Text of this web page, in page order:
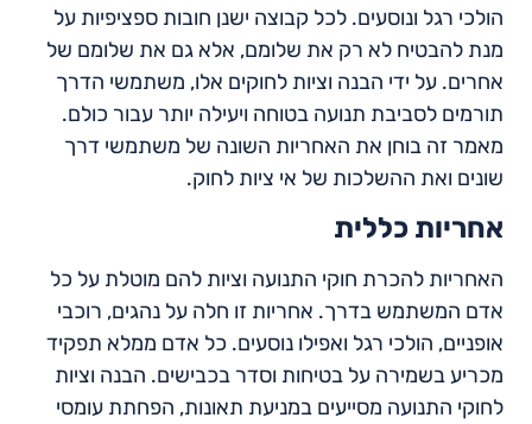
הולכי רגל ונוסעים. לכל קבוצה ישנן חובות ספציפיות על
מנת להבטיח לא רק את שלומם, אלא גם את שלומם של
אחרים. על ידי הבנה וציות לחוקים אלו, משתמשי הדרך
תורמים לסביבת תנועה בטוחה ויעילה יותר עבור כולם.
מאמר זה בוחן את האחריות השונה של משתמשי דרך
שונים ואת ההשלכות של אי ציות לחוק.
אחריות כללית
האחריות להכרת חוקי התנועה וציות להם מוטלת על כל
אדם המשתמש בדרך. אחריות זו חלה על נהגים, רוכבי
אופניים, הולכי רגל ואפילו נוסעים. כל אדם ממלא תפקיד
מכריע בשמירה על בטיחות וסדר בכבישים. הבנה וציות
לחוקי התנועה מסייעים במניעת תאונות, הפחתת עומסי